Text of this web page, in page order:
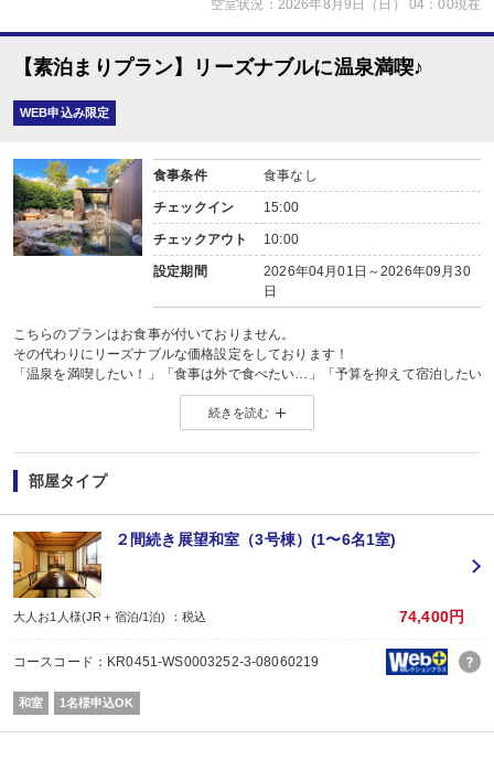
空室状況：2026年8月9日（日） 04：00現在
【素泊まりプラン】リーズナブルに温泉満喫♪
WEB申込み限定
食事条件 食事なし
チェックイン 15:00
チェックアウト 10:00
設定期間
2026年04月01日～2026年09月30
日
こちらのプランはお食事が付いておりません。
その代わりにリーズナブルな価格設定をしております！
「温泉を満喫したい！」「食事は外で食べたい…」「予算を抑えて宿泊したい
その日その時のご都合に合わせやすいプランです♪
お食事にお出かけになられる際や、
由布院町のオススメ飲食店などはフロントにてご紹介いたします♪
お気軽にお申し付けくださいませ。
当館の周辺に、コンビニやスーパー等はございません。
一番近くのコンビニも車で７分程かかりますので、
特にお車でお越しでない方に関しては
必要なものがございましたら事前にご準備下さるのが宜しいかと思います。
【チェックイン／アウトについて】
20：30を過ぎる場合はお受けできませんので予めご了承ください。
［チェックアウト］10：00
チェックイン後は、門限無しで出入り自由です。
続きを読む
部屋タイプ
２間続き展望和室（3号棟）(1〜6名1室)
大人お1人様(JR＋宿泊/1泊) ：税込 74,400円
コースコード：KR0451-WS0003252-3-08060219
和室 1名様申込OK